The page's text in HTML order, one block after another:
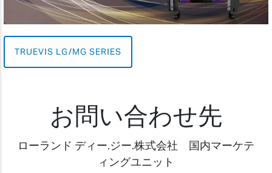
TRUEVIS LG/MG SERIES
お問い合わせ先
ローランド ディー.ジー.株式会社 国内マーケテ
ィングユニット